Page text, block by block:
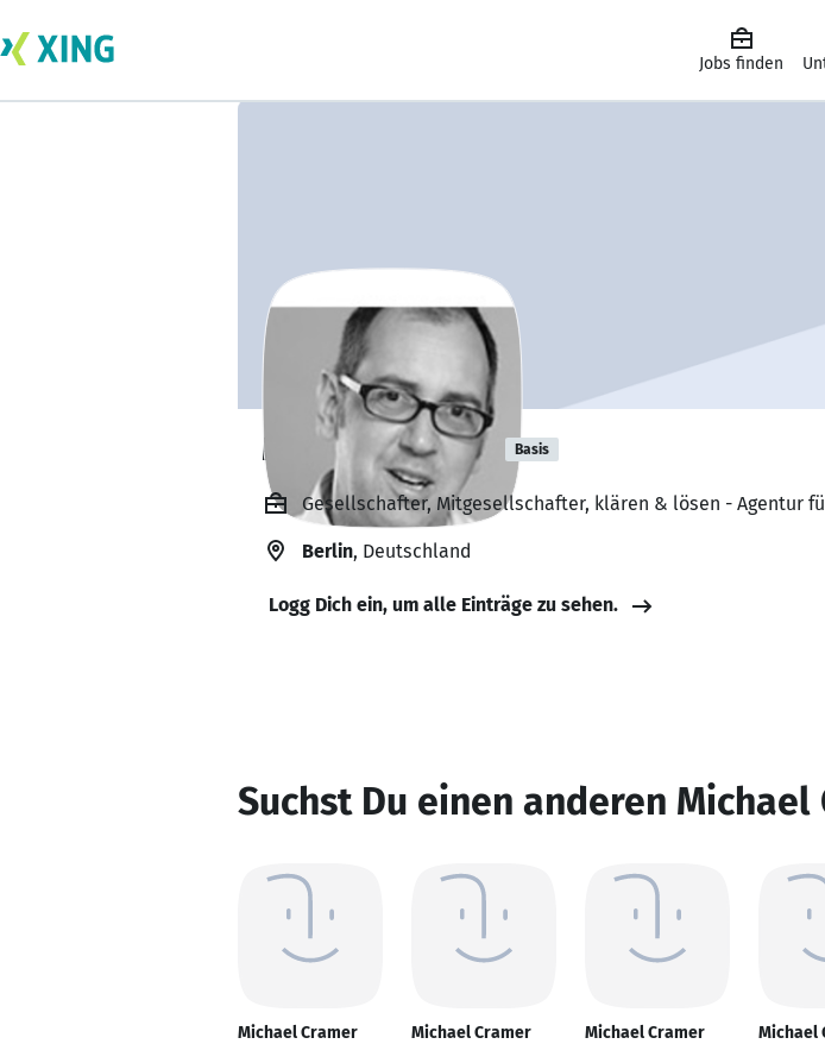
Jobs finden
Michael Cramer Basis
Gesellschafter, Mitgesellschafter, klären & lösen - Agentur
Berlin, Deutschland
Logg Dich ein, um alle Einträge zu sehen.
Suchst Du einen anderen Michael
Michael Cramer Michael Cramer Michael Cramer Michael